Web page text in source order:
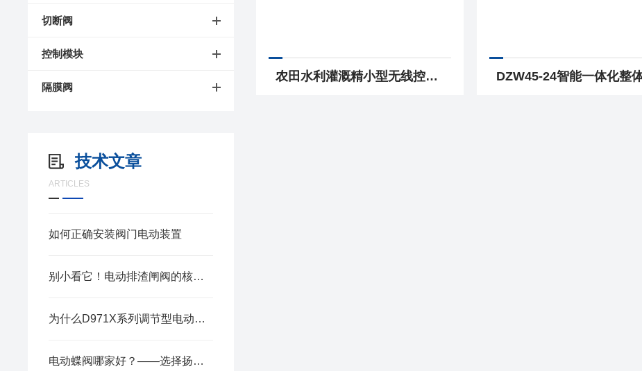
切断阀
控制模块
隔膜阀
技术文章
ARTICLES
如何正确安装阀门电动装置
别小看它！电动排渣闸阀的核心作用，直接决定排渣效率的“天花板”
为什么D971X系列调节型电动蝶阀备受青睐？扬州贝尔为您深度解读
电动蝶阀哪家好？——选择扬州贝尔的六大理由
农田水利灌溉精小型无线控制电动执行机构